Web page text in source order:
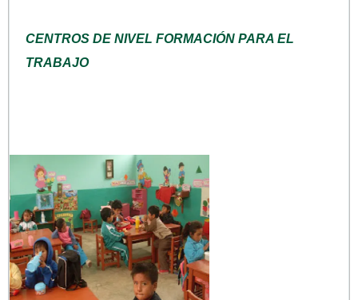
CENTROS DE NIVEL FORMACIÓN PARA EL
TRABAJO